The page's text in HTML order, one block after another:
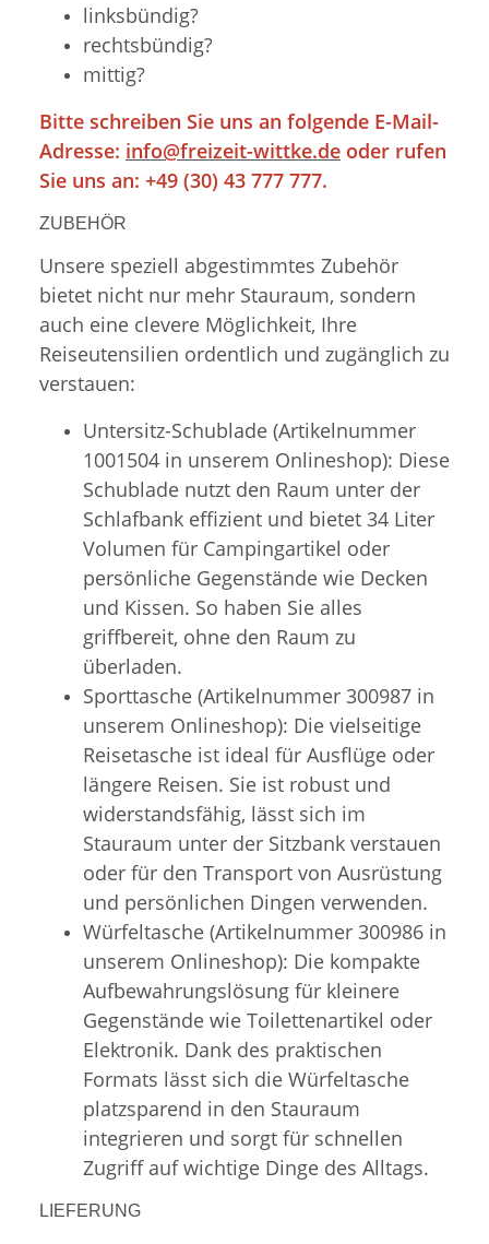
linksbündig?
rechtsbündig?
mittig?
Bitte schreiben Sie uns an folgende E-Mail-
Adresse: info@freizeit-wittke.de oder rufen
Sie uns an: +49 (30) 43 777 777.
ZUBEHÖR
Unsere speziell abgestimmtes Zubehör
bietet nicht nur mehr Stauraum, sondern
auch eine clevere Möglichkeit, Ihre
Reiseutensilien ordentlich und zugänglich zu
verstauen:
Untersitz-Schublade (Artikelnummer
1001504 in unserem Onlineshop): Diese
Schublade nutzt den Raum unter der
Schlafbank effizient und bietet 34 Liter
Volumen für Campingartikel oder
persönliche Gegenstände wie Decken
und Kissen. So haben Sie alles
griffbereit, ohne den Raum zu
überladen.
Sporttasche (Artikelnummer 300987 in
unserem Onlineshop): Die vielseitige
Reisetasche ist ideal für Ausflüge oder
längere Reisen. Sie ist robust und
widerstandsfähig, lässt sich im
Stauraum unter der Sitzbank verstauen
oder für den Transport von Ausrüstung
und persönlichen Dingen verwenden.
Würfeltasche (Artikelnummer 300986 in
unserem Onlineshop): Die kompakte
Aufbewahrungslösung für kleinere
Gegenstände wie Toilettenartikel oder
Elektronik. Dank des praktischen
Formats lässt sich die Würfeltasche
platzsparend in den Stauraum
integrieren und sorgt für schnellen
Zugriff auf wichtige Dinge des Alltags.
LIEFERUNG